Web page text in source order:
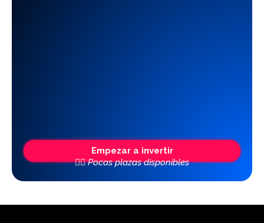
Empezar a invertir
👆🏼 Pocas plazas disponibles